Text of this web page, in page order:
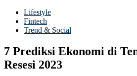
Lifestyle
Fintech
Trend & Social
7 Prediksi Ekonomi di
Resesi 2023